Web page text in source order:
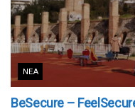
ΝΈΑ
BeSecure –